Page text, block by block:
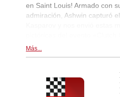
en Saint Louis! Armado con
admiración, Ashwin capturó
Más...